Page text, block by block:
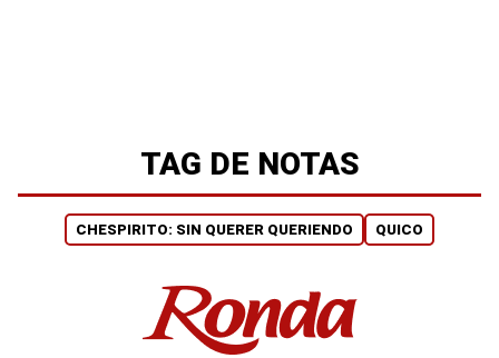
TAG DE NOTAS
CHESPIRITO: SIN QUERER QUERIENDO QUICO